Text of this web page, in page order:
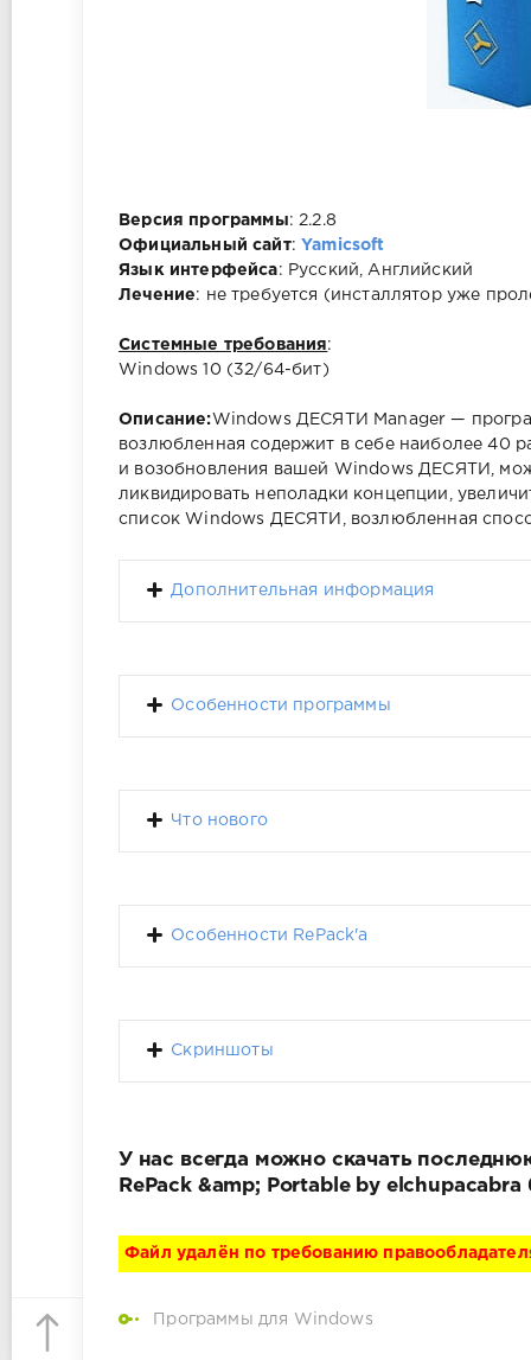
Версия программы: 2.2.8
Официальный сайт: Yamicsoft
Язык интерфейса: Русский, Английский
Лечение: не требуется (инсталлятор уже
Системные требования:
Windows 10 (32/64-бит)
Описание:Windows ДЕСЯТИ Manager —
возлюбленная содержит в себе наиболее 40
и возобновления вашей Windows ДЕСЯТИ,
ликвидировать неполадки концепции,
список Windows ДЕСЯТИ, возлюбленная
Дополнительная информация
Особенности программы
Что нового
Особенности RePack'a
Скриншоты
У нас всегда можно скачать
RePack &amp; Portable by
Файл удалён по требованию
Программы для Windows